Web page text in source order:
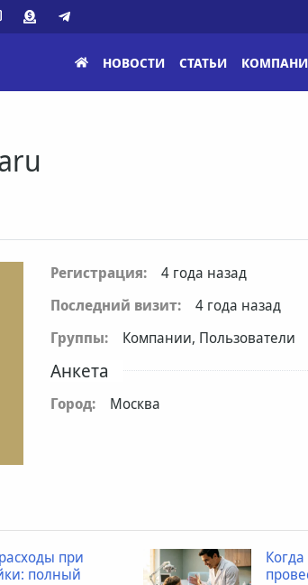
НОВОСТИ СТАТЬИ
Регистрация:
4 года назад
Последний визит:
4 года назад
Группы:
Компании, Пользователи
Анкета
Город: Москва
при
полный